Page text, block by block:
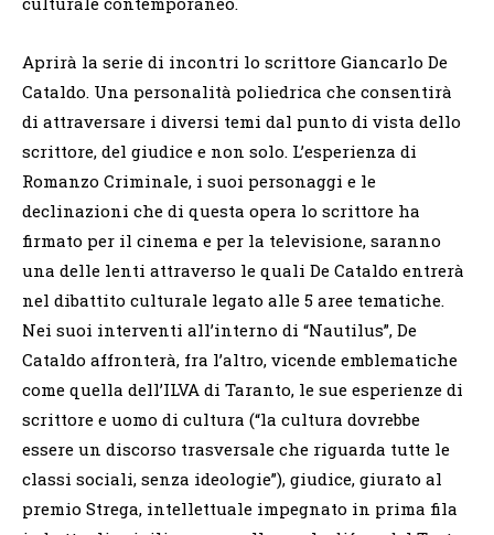
Aprirà la serie di incontri lo scrittore Giancarlo De
Cataldo. Una personalità poliedrica che consentirà
di attraversare i diversi temi dal punto di vista dello
scrittore, del giudice e non solo. L’esperienza di
Romanzo Criminale, i suoi personaggi e le
declinazioni che di questa opera lo scrittore ha
firmato per il cinema e per la televisione, saranno
una delle lenti attraverso le quali De Cataldo entrerà
nel dibattito culturale legato alle 5 aree tematiche.
Nei suoi interventi all’interno di “Nautilus”, De
Cataldo affronterà, fra l’altro, vicende emblematiche
come quella dell’ILVA di Taranto, le sue esperienze di
scrittore e uomo di cultura (“la cultura dovrebbe
essere un discorso trasversale che riguarda tutte le
classi sociali, senza ideologie”), giudice, giurato al
premio Strega, intellettuale impegnato in prima fila